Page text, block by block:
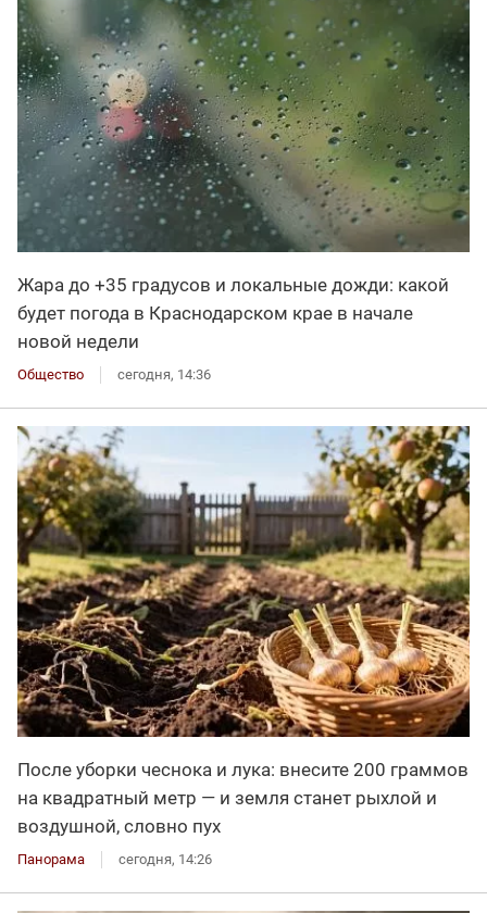
Жара до +35 градусов и локальные дожди: какой
будет погода в Краснодарском крае в начале
новой недели
Общество сегодня, 14:36
После уборки чеснока и лука: внесите 200 граммов
на квадратный метр — и земля станет рыхлой и
воздушной, словно пух
Панорама сегодня, 14:26